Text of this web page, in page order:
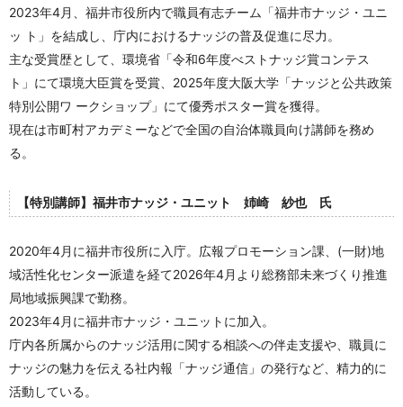
2023年4月、福井市役所内で職員有志チーム「福井市ナッジ・ユニ
ッ ト」を結成し、庁内におけるナッジの普及促進に尽力。
主な受賞歴として、環境省「令和6年度べストナッジ賞コンテス
ト」にて環境大臣賞を受賞、2025年度大阪大学「ナッジと公共政策
特別公開ワ ークショップ」にて優秀ポスター賞を獲得。
現在は市町村アカデミーなどで全国の自治体職員向け講師を務め
る。
【特別講師】福井市ナッジ・ユニット 姉崎 紗也 氏
2020年4月に福井市役所に入庁。広報プロモーション課、(一財)地
域活性化センター派遣を経て2026年4月より総務部未来づくり推進
局地域振興課で勤務。
2023年4月に福井市ナッジ・ユニットに加入。
庁内各所属からのナッジ活用に関する相談への伴走支援や、職員に
ナッジの魅力を伝える社内報「ナッジ通信」の発行など、精力的に
活動している。